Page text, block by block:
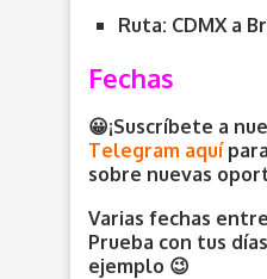
Ruta: CDMX a
Fechas
😀¡Suscríbete a
Telegram aquí
sobre nuevas
Varias fechas
Prueba con tus
ejemplo 😉